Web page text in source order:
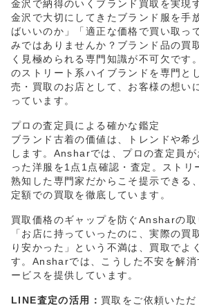
金沢で納得のいくブランド買取を実現
金沢で大切にしてきたブランド服を手
ばいいのか」「適正な価格で買い取っ
みではありませんか？ブランド品の買
く見極められる専門知識が不可欠です
のストリート系ハイブランドを専門と
売・買取のお店として、お客様の想い
っています。
プロの査定員による確かな鑑定
ブランド古着の価値は、トレンドや希
します。Ansharでは、プロの査定員
った洋服を1点1点確認・査定。ストリ
熟知した専門家だからこそ提示できる
定額での買取を徹底しています。
買取価格のギャップを防ぐAnsharの取
「お店に持っていったのに、実際の買
り安かった」という不満は、買取でよ
す。Ansharでは、こうした不安を解
ービスを提供しています。
LINE査定の活用： 買取をご依頼いた